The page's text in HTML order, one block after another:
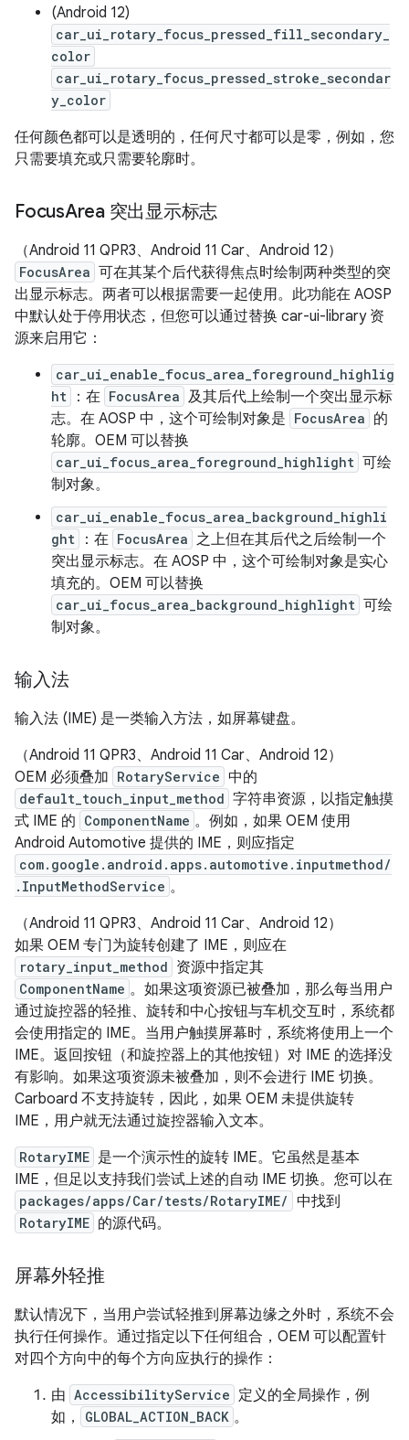
(Android 12)
car_ui_rotary_focus_pressed_fill_secondary_
color
car_ui_rotary_focus_pressed_stroke_secondar
y_color
任何颜色都可以是透明的，任何尺寸都可以是零，例如，您
只需要填充或只需要轮廓时。
FocusArea 突出显示标志
（Android 11 QPR3、Android 11 Car、Android 12）
FocusArea 可在其某个后代获得焦点时绘制两种类型的突
出显示标志。 两者可以根据需要一起使用。此功能在 AOSP
中默认处于停用状态，但您可以通过替换 car-ui-library 资
源来启用它：
car_ui_enable_focus_area_foreground_highlig
ht
：在 FocusArea 及其后代上绘制一个突出显示标
志。在 AOSP 中，这个可绘制对象是 FocusArea 的
轮廓。OEM 可以替换
car_ui_focus_area_foreground_highlight 可绘
制对象。
car_ui_enable_focus_area_background_highli
ght
：在 FocusArea 之上但在其后代之后绘制一个
突出显示标志。在 AOSP 中，这个可绘制对象是实心
填充的。OEM 可以替换
car_ui_focus_area_background_highlight 可绘
制对象。
输入法
输入法 (IME) 是一类输入方法，如屏幕键盘。
（Android 11 QPR3、Android 11 Car、Android 12）
OEM 必须叠加 RotaryService 中的
default_touch_input_method 字符串资源，以指定触摸
式 IME 的 ComponentName 。 例如，如果 OEM 使用
Android Automotive 提供的 IME，则应指定
com.google.android.apps.automotive.inputmethod/
.InputMethodService 。
（Android 11 QPR3、Android 11 Car、Android 12）
如果 OEM 专门为旋转创建了 IME，则应在
rotary_input_method 资源中指定其
ComponentName 。 如果这项资源已被叠加，那么每当用户
通过旋控器的轻推、旋转和中心按钮与车机交互时，系统都
会使用指定的 IME。当用户触摸屏幕时，系统将使用上一个
IME。返回按钮（和旋控器上的其他按钮）对 IME 的选择没
有影响。如果这项资源未被叠加，则不会进行 IME 切换。
Carboard 不支持旋转，因此，如果 OEM 未提供旋转
IME，用户就无法通过旋控器输入文本。
RotaryIME 是一个演示性的旋转 IME。它虽然是基本
IME，但足以支持我们尝试上述的自动 IME 切换。您可以在
packages/apps/Car/tests/RotaryIME/ 中找到
RotaryIME 的源代码。
屏幕外轻推
默认情况下，当用户尝试轻推到屏幕边缘之外时，系统不会
执行任何操作。通过指定以下任何组合，OEM 可以配置针
对四个方向中的每个方向应执行的操作：
由 AccessibilityService 定义的全局操作，例
如，
GLOBAL_ACTION_BACK 。